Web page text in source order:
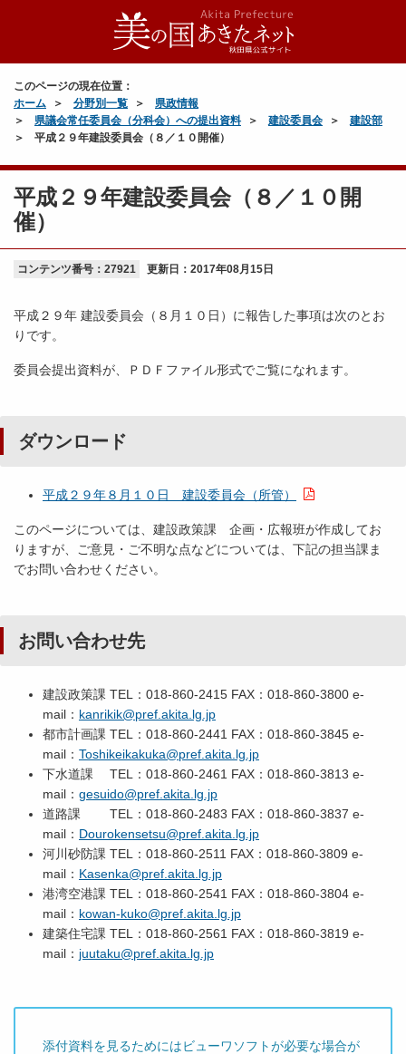
このページの現在位置：
ホーム
分野別一覧
県政情報
県議会常任委員会（分科会）への提出資料
建設委員会
建設部
平成２９年建設委員会（８／１０開催）
平成２９年建設委員会（８／１０開
催）
コンテンツ番号：27921 更新日： 2017年08月15日
平成２９年 建設委員会（８月１０日）に報告した事項は次のとお
りです。
委員会提出資料が、ＰＤＦファイル形式でご覧になれます。
ダウンロード
平成２９年８月１０日 建設委員会（所管）
このページについては、建設政策課 企画・広報班が作成してお
りますが、ご意見・ご不明な点などについては、下記の担当課ま
でお問い合わせください。
お問い合わせ先
建設政策課 TEL：018-860-2415 FAX：018-860-3800 e-
mail： kanrikik@pref.akita.lg.jp
都市計画課 TEL：018-860-2441 FAX：018-860-3845 e-
mail： Toshikeikakuka@pref.akita.lg.jp
下水道課 TEL：018-860-2461 FAX：018-860-3813 e-
mail： gesuido@pref.akita.lg.jp
道路課 TEL：018-860-2483 FAX：018-860-3837 e-
mail： Dourokensetsu@pref.akita.lg.jp
河川砂防課 TEL：018-860-2511 FAX：018-860-3809 e-
mail： Kasenka@pref.akita.lg.jp
港湾空港課 TEL：018-860-2541 FAX：018-860-3804 e-
mail： kowan-kuko@pref.akita.lg.jp
建築住宅課 TEL：018-860-2561 FAX：018-860-3819 e-
mail： juutaku@pref.akita.lg.jp
添付資料を見るためにはビューワソフトが必要な場合が